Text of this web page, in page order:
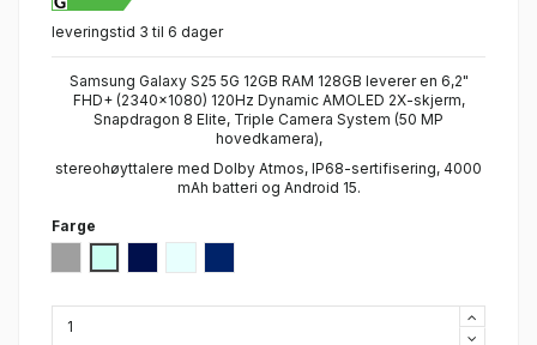
leveringstid 3 til 6 dager
Samsung Galaxy S25 5G 12GB RAM 128GB leverer en 6,2"
FHD+ (2340x1080) 120Hz Dynamic AMOLED 2X-skjerm,
Snapdragon 8 Elite, Triple Camera System (50 MP
hovedkamera),
stereohøyttalere med Dolby Atmos, IP68-sertifisering, 4000
mAh batteri og Android 15.
Farge